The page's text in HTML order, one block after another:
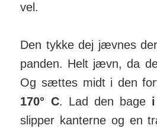
vel.
Den tykke dej jævnes
panden. Helt jævn, da
Og sættes midt i den
170° C. Lad den bage
slipper kanterne og en